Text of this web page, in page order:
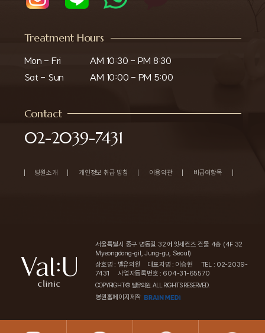
Treatment Hours
Mon - Fri
Sat - Sun
AM 10:30 - PM 8:30
AM 10:00 - PM 5:00
Contact
02-2039-7431
병원소개 개인정보 취급 방침 이용약관 비급여항목
서울특별시 중구 명동길 32 에잇세컨즈 건물 4층 (4F 32
Myeongdong-gil, Jung-gu, Seoul)
상호명 : 벨유의원
대표자명 : 이승현
TEL : 02-2039-
7431
사업자등록번호 : 604-31-65570
COPYRIGHT© 벨유의원. ALL RIGHTS RESERVED.
병원홈페이지제작